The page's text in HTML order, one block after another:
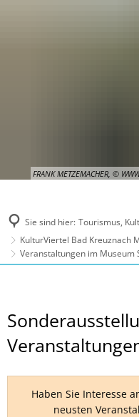
FRANK METZEMACHER, ©
Sie sind hier: Tourismus,
KulturViertel Bad Kreuznach
Veranstaltungen im Museum
Veranstaltungen
im
Museum
Schlosspark
Haben Sie Interesse
neusten